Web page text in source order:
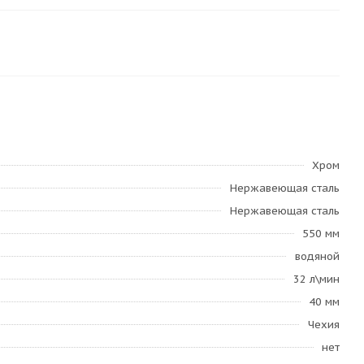
Хром
Нержавеющая сталь
Нержавеющая сталь
550 мм
водяной
32 л\мин
40 мм
Чехия
нет